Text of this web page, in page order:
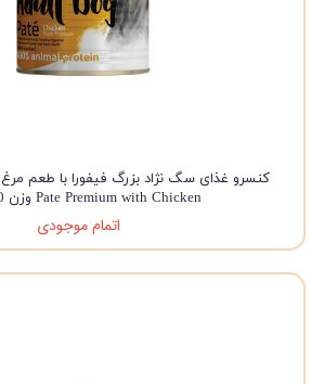
Pate Premium with Chicken وزن 400 گرم
اتمام موجودی